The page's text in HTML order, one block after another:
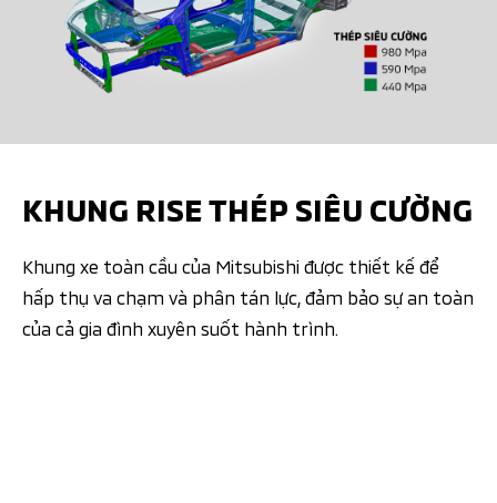
KHUNG RISE THÉP SIÊU CƯỜNG
Khung xe toàn cầu của Mitsubishi được thiết kế để
hấp thụ va chạm và phân tán lực, đảm bảo sự an toàn
của cả gia đình xuyên suốt hành trình.